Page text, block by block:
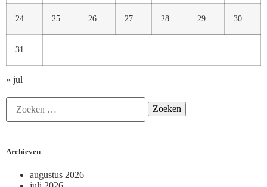
24 25 26 27 28 29 30
31
« jul
Archieven
augustus 2026